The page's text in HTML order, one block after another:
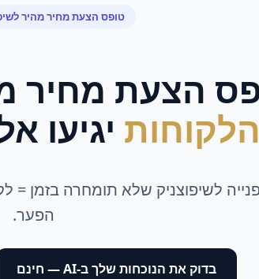
טופס הצעת מחיר מהירל
הצעת מחיר
יגיעו
לשיפוצניק שלא תומחרה בזמן
הפער.
בדוק את הנוכחות שלך ב-AI — חינם